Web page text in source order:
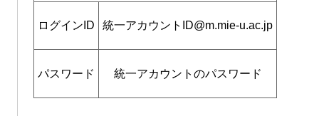
ログインID 統一アカウントID@m.mie-u.ac.jp
パスワード 統一アカウントのパスワード